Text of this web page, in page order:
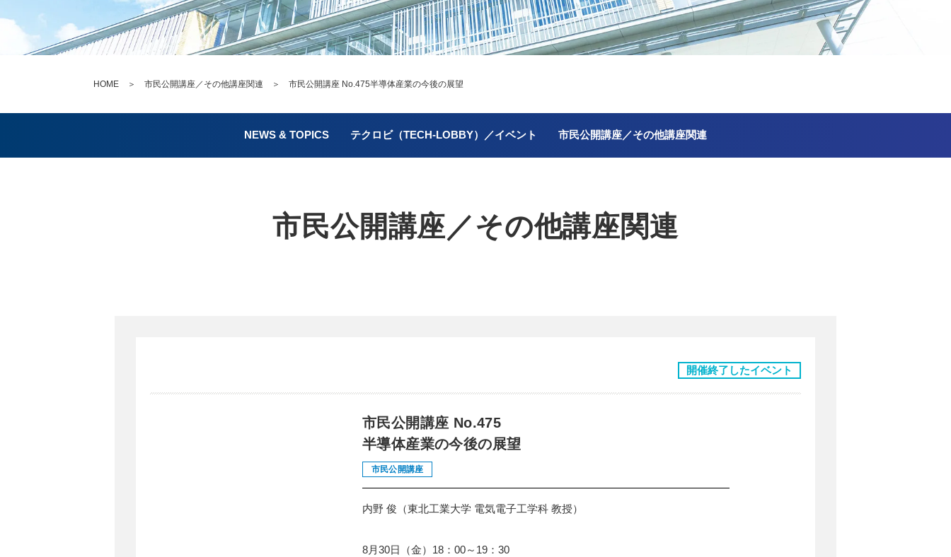
HOME ＞ 市民公開講座／その他講座関連 ＞ 市民公開講座 No.475半導体産業の今後の展望
NEWS & TOPICS テクロビ（TECH-LOBBY）／イベント 市民公開講座／その他講座関連
市民公開講座／その他講座関連
開催終了したイベント
市民公開講座 No.475
半導体産業の今後の展望
市民公開講座
内野 俊（東北工業大学 電気電子工学科 教授）
8月30日（金）18：00～19：30